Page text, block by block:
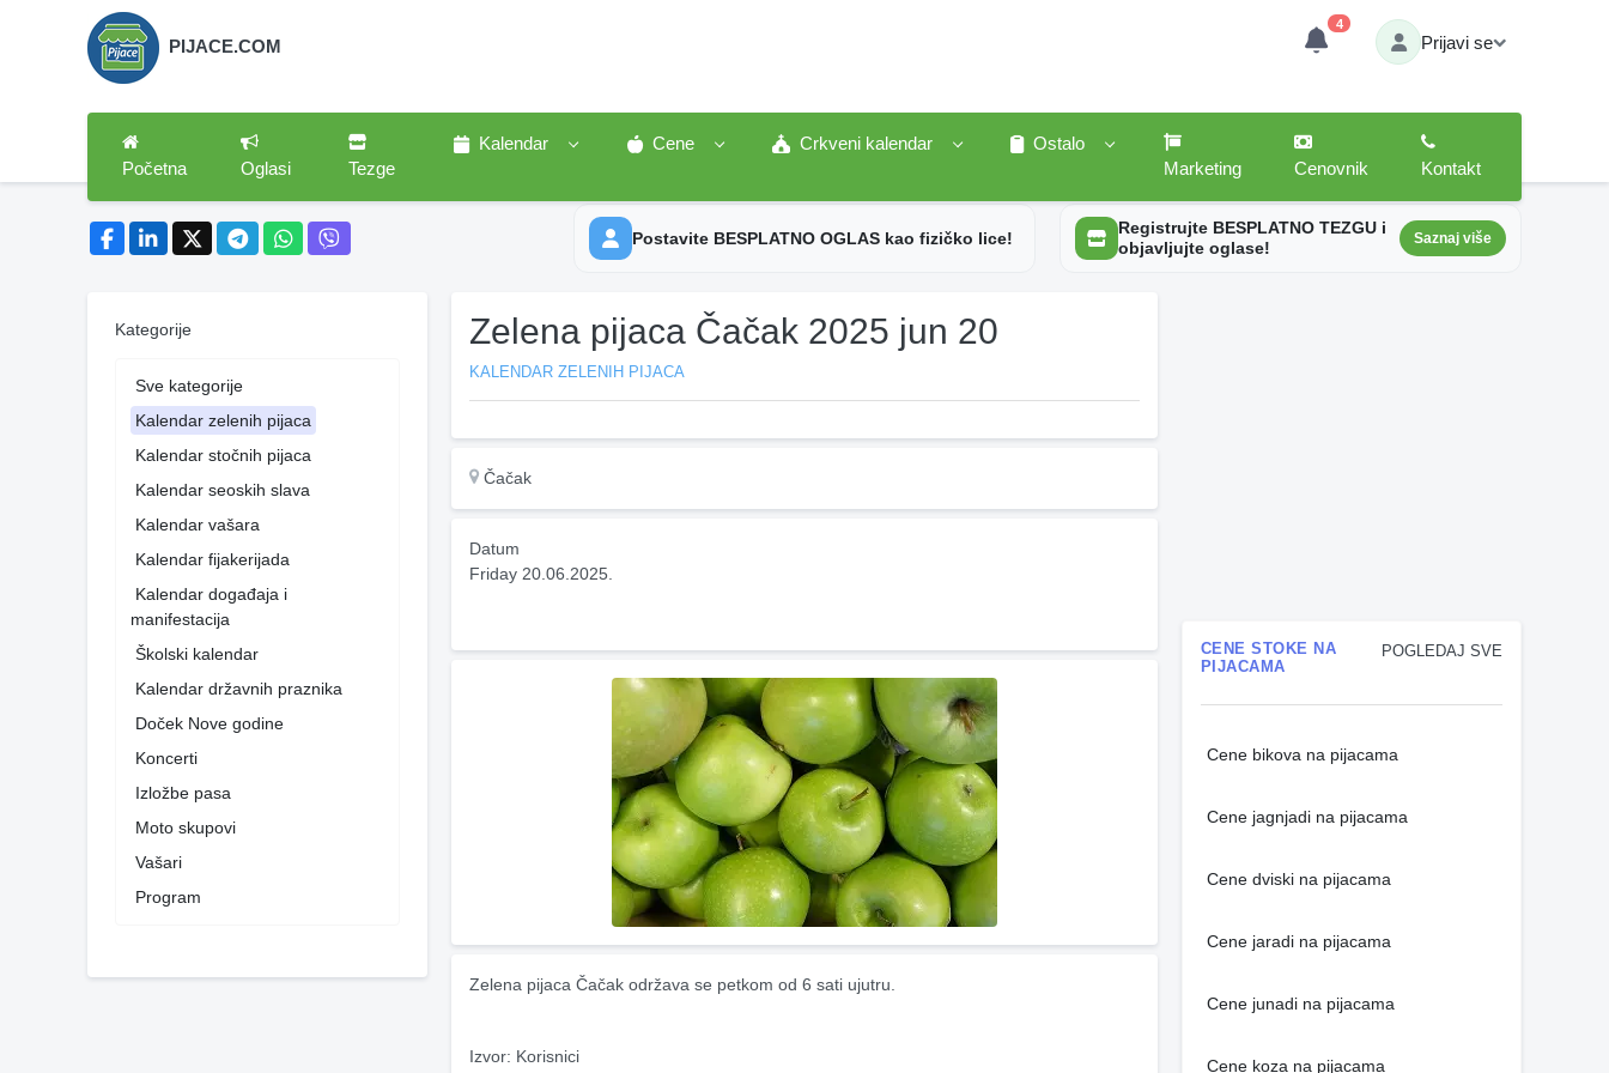
PIJACE.COM
4
Prijavi se
Početna Oglasi Tezge
Kalendar Cene Crkveni kalendar
Ostalo
Marketing
Cenovnik Kontakt
Postavite BESPLATNO OGLAS kao fizičko lice!
Registrujte BESPLATNO TEZGU i
objavljujte oglase!
Saznaj više
Kategorije
Sve kategorije
Kalendar zelenih pijaca
Kalendar stočnih pijaca
Kalendar seoskih slava
Kalendar vašara
Kalendar fijakerijada
Kalendar događaja i
manifestacija
Školski kalendar
Kalendar državnih praznika
Doček Nove godine
Koncerti
Izložbe pasa
Moto skupovi
Vašari
Program
Zelena pijaca Čačak 2025 jun 20
KALENDAR ZELENIH PIJACA
Čačak
Datum
Friday 20.06.2025.
Zelena pijaca Čačak održava se petkom od 6 sati ujutru.
Izvor: Korisnici
POGLEDAJ SVE
CENE STOKE NA
PIJACAMA
Cene bikova na pijacama
Cene jagnjadi na pijacama
Cene dviski na pijacama
Cene jaradi na pijacama
Cene junadi na pijacama
Cene koza na pijacama